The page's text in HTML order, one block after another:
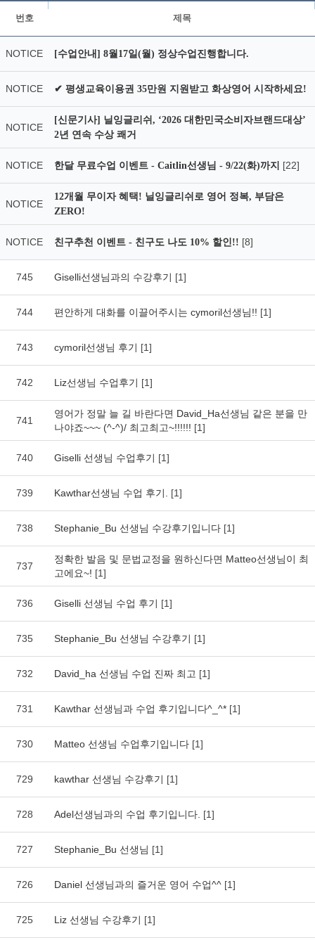
번호 제목
NOTICE [수업안내] 8월17일(월) 정상수업진행합니다.
NOTICE ✔ 평생교육이용권 35만원 지원받고 화상영어 시작하세요!
NOTICE
[신문기사] 닐잉글리쉬, ‘2026 대한민국소비자브랜드대상’
2년 연속 수상 쾌거
NOTICE 한달 무료수업 이벤트 - Caitlin선생님 - 9/22(화)까지 [22]
NOTICE
12개월 무이자 혜택! 닐잉글리쉬로 영어 정복, 부담은
ZERO!
NOTICE 친구추천 이벤트 - 친구도 나도 10% 할인!! [8]
745 Giselli선생님과의 수강후기 [1]
744 편안하게 대화를 이끌어주시는 cymoril선생님!! [1]
743 cymoril선생님 후기 [1]
742 Liz선생님 수업후기 [1]
741
영어가 정말 늘 길 바란다면 David_Ha선생님 같은 분을 만
나야죠~~~ (^-^)/ 최고최고~!!!!!! [1]
740 Giselli 선생님 수업후기 [1]
739 Kawthar선생님 수업 후기. [1]
738 Stephanie_Bu 선생님 수강후기입니다 [1]
737
정확한 발음 및 문법교정을 원하신다면 Matteo선생님이 최
고에요~! [1]
736 Giselli 선생님 수업 후기 [1]
735 Stephanie_Bu 선생님 수강후기 [1]
732 David_ha 선생님 수업 진짜 최고 [1]
731 Kawthar 선생님과 수업 후기입니다^_^* [1]
730 Matteo 선생님 수업후기입니다 [1]
729 kawthar 선생님 수강후기 [1]
728 Adel선생님과의 수업 후기입니다. [1]
727 Stephanie_Bu 선생님 [1]
726 Daniel 선생님과의 즐거운 영어 수업^^ [1]
725 Liz 선생님 수강후기 [1]